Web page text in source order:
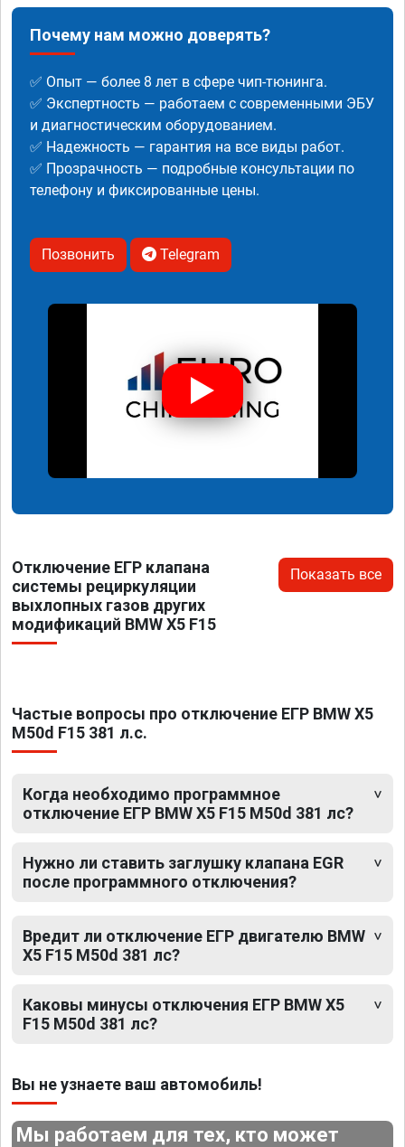
Почему нам можно доверять?
✅ Опыт — более 8 лет в сфере чип-тюнинга.
✅ Экспертность — работаем с современными ЭБУ
и диагностическим оборудованием.
✅ Надежность — гарантия на все виды работ.
✅ Прозрачность — подробные консультации по
телефону и фиксированные цены.
Позвонить Telegram
Отключение ЕГР клапана
системы рециркуляции
выхлопных газов других
модификаций BMW X5 F15
Показать все
Частые вопросы про отключение ЕГР BMW X5
M50d F15 381 л.с.
Когда необходимо программное
отключение ЕГР BMW X5 F15 M50d 381 лс?
Нужно ли ставить заглушку клапана EGR
после программного отключения?
Вредит ли отключение ЕГР двигателю BMW
X5 F15 M50d 381 лс?
Каковы минусы отключения ЕГР BMW X5
F15 M50d 381 лс?
Вы не узнаете ваш автомобиль!
Мы работаем для тех, кто может